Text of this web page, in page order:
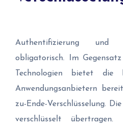
Authentifizierung und
obligatorisch. Im
Technologien bietet die
Anwendungsanbietern
zu-Ende-Verschlüsselung.
verschlüsselt